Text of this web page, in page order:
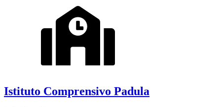
Istituto Comprensivo Padula